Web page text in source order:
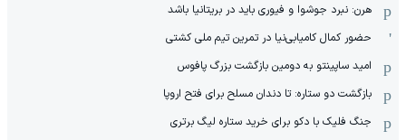
هرن: نبرد جوشوا و فیوری باید در بریتانیا باشد
حضور کمال کامیابی‌نیا در تمرین تیم ملی کشتی
امید ساپینتو به دومین بازگشت بزرگ پافوس
بازگشت دو ستاره: تا دندان مسلح برای فتح اروپا
جنگ فلیک با دکو برای خرید ستاره لیگ برتری